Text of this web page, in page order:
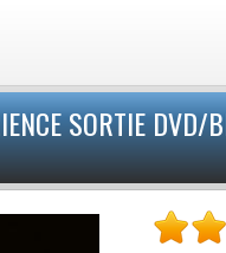
SORTIE DVD/